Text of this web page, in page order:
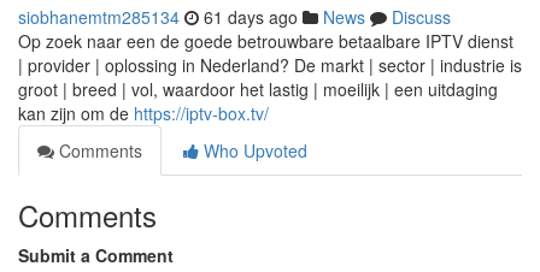
siobhanemtm285134 61 days ago News
Discuss
Op zoek naar een de goede betrouwbare betaalbare IPTV dienst
| provider | oplossing in Nederland? De markt | sector | industrie is
groot | breed | vol, waardoor het lastig | moeilijk | een uitdaging
kan zijn om de https://iptv-box.tv/
Comments
Who Upvoted
Comments
Submit a Comment